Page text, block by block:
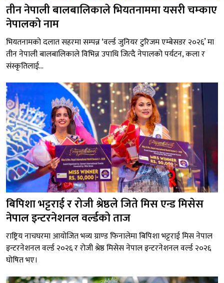
तीन नेपाली बालबालिकाले भियतनाममा यसरी चम्काए
नेपालको नाम
भियतनामको दलात सहरमा सम्पन्न ‘वर्ल्ड जुनियर टुरिजम एम्बेसडर २०२६’ मा
तीन नेपाली बालबालिकाले विभिन्न उपाधि जित्दै नेपालको पर्यटन, कला र
संस्कृतिलाई...
बिपिशा भट्टराई र रोजी श्रेष्ठले जिते मिस एन्ड मिसेस
नेपाल इन्टरनेशनल वर्ल्डको ताज
राष्ट्रिय नाचघरमा आयोजित भव्य ग्राण्ड फिनालेमा बिपिशा भट्टराई मिस नेपाल
इन्टरनेशनल वर्ल्ड २०२६ र रोजी श्रेष्ठ मिसेस नेपाल इन्टरनेशनल वर्ल्ड २०२६
घोषित भए।